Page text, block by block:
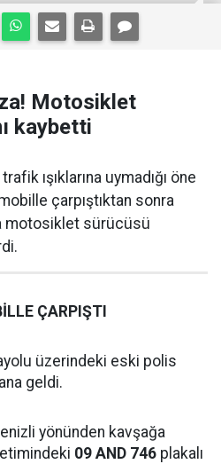
Motosiklet
kaybetti
ışıklarına uymadığı öne
çarpıştıktan sonra
motosiklet sürücüsü
ÇARPIŞTI
üzerindeki eski polis
geldi.
yönünden kavşağa
09 AND 746 plakalı